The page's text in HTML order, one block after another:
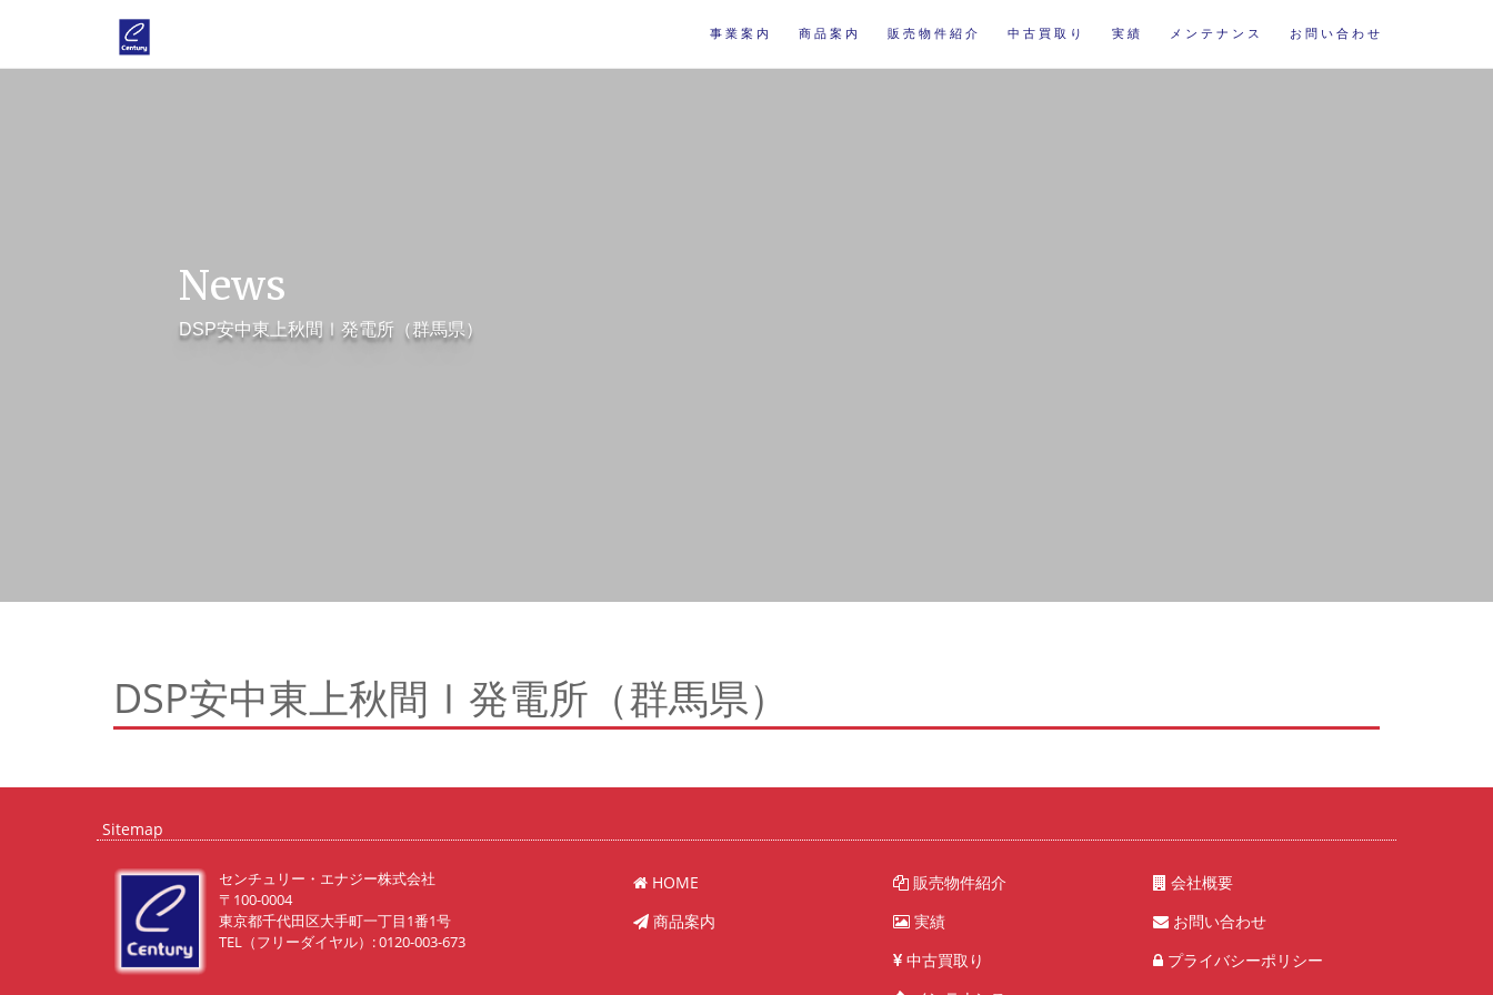
事業案内 商品案内 販売物件紹介 中古買取り 実績 メンテナンス お問い合わせ
News
DSP安中東上秋間Ⅰ発電所（群馬県）
DSP安中東上秋間Ⅰ発電所（群馬県）
Sitemap
センチュリー・エナジー株式会社
〒100-0004
東京都千代田区大手町一丁目1番1号
TEL（フリーダイヤル）: 0120-003-673
HOME
商品案内
販売物件紹介
実績
中古買取り
会社概要
お問い合わせ
プライバシーポリシー